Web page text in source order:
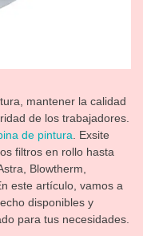
mantener la calidad
de los trabajadores.
de pintura . Exsite
filtros en rollo hasta
Blowtherm,
este artículo, vamos a
disponibles y
para tus necesidades.